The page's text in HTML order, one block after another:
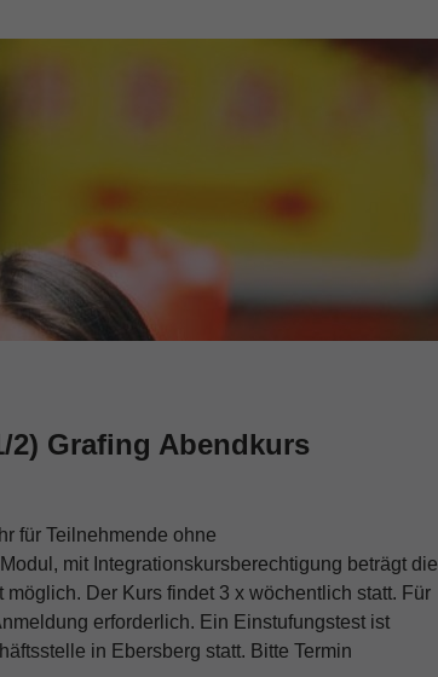
2) Grafing Abendkurs
für Teilnehmende ohne
mit Integrationskursberechtigung beträgt die
Der Kurs findet 3 x wöchentlich statt. Für
erforderlich. Ein Einstufungstest ist
in Ebersberg statt. Bitte Termin